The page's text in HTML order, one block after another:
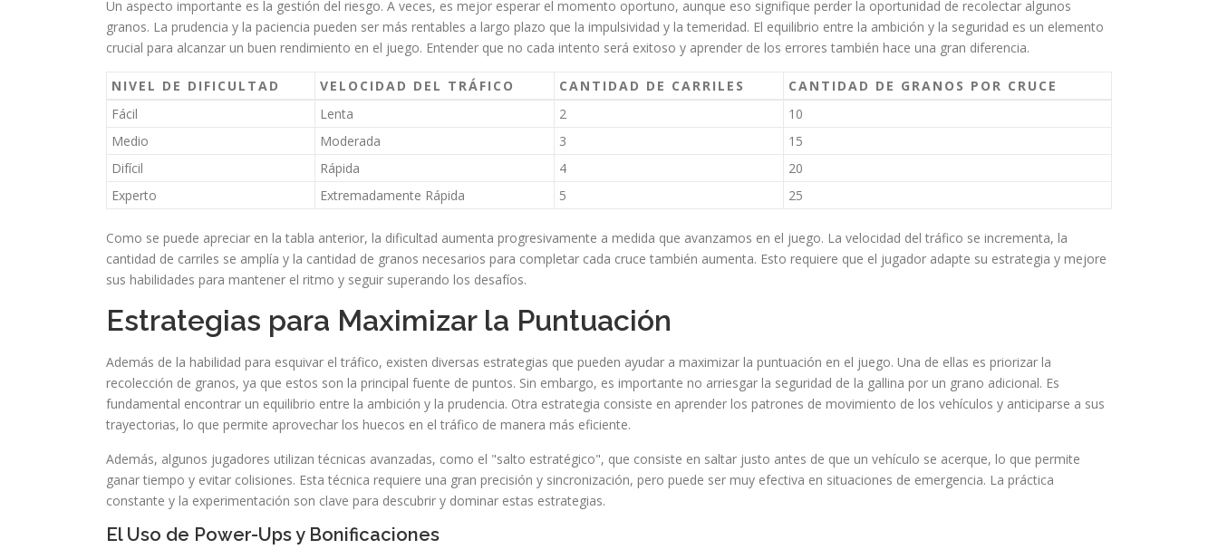
Un aspecto importante es la gestión del riesgo. A veces, es mejor esperar el momento oportuno, aunque eso signifique perder la oportunidad de recolectar algunos
granos. La prudencia y la paciencia pueden ser más rentables a largo plazo que la impulsividad y la temeridad. El equilibrio entre la ambición y la seguridad es un elemento
crucial para alcanzar un buen rendimiento en el juego. Entender que no cada intento será exitoso y aprender de los errores también hace una gran diferencia.
NIVEL DE DIFICULTAD VELOCIDAD DEL TRÁFICO CANTIDAD DE CARRILES
CANTIDAD DE GRANOS POR CRUCE
Fácil
Lenta 2
10
Medio
Moderada 3
15
Difícil
Rápida 4
20
Experto
Extremadamente Rápida 5 25
Como se puede apreciar en la tabla anterior, la dificultad aumenta progresivamente a medida que avanzamos en el juego. La velocidad del tráfico se incrementa, la
cantidad de carriles se amplía y la cantidad de granos necesarios para completar cada cruce también aumenta. Esto requiere que el jugador adapte su estrategia y mejore
sus habilidades para mantener el ritmo y seguir superando los desafíos.
Estrategias para Maximizar la Puntuación
Además de la habilidad para esquivar el tráfico, existen diversas estrategias que pueden ayudar a maximizar la puntuación en el juego. Una de ellas es priorizar la
recolección de granos, ya que estos son la principal fuente de puntos. Sin embargo, es importante no arriesgar la seguridad de la gallina por un grano adicional. Es
fundamental encontrar un equilibrio entre la ambición y la prudencia. Otra estrategia consiste en aprender los patrones de movimiento de los vehículos y anticiparse a sus
trayectorias, lo que permite aprovechar los huecos en el tráfico de manera más eficiente.
Además, algunos jugadores utilizan técnicas avanzadas, como el "salto estratégico", que consiste en saltar justo antes de que un vehículo se acerque, lo que permite
ganar tiempo y evitar colisiones. Esta técnica requiere una gran precisión y sincronización, pero puede ser muy efectiva en situaciones de emergencia. La práctica
constante y la experimentación son clave para descubrir y dominar estas estrategias.
El Uso de Power-Ups y Bonificaciones